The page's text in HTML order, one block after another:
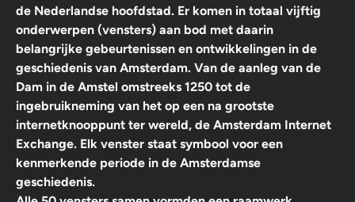
de Nederlandse hoofdstad. Er komen in totaal vijftig
onderwerpen (vensters) aan bod met daarin
belangrijke gebeurtenissen en ontwikkelingen in de
geschiedenis van Amsterdam. Van de aanleg van de
Dam in de Amstel omstreeks 1250 tot de
ingebruikneming van het op een na grootste
internetknooppunt ter wereld, de Amsterdam Internet
Exchange. Elk venster staat symbool voor een
kenmerkende periode in de Amsterdamse
geschiedenis.